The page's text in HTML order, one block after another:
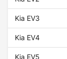
Kia EV3
Kia EV4
Kia EV5